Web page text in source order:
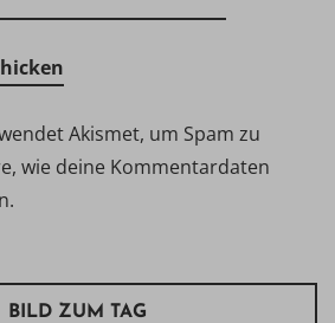
Akismet, um Spam zu
wie deine Kommentardaten
BILD ZUM TAG